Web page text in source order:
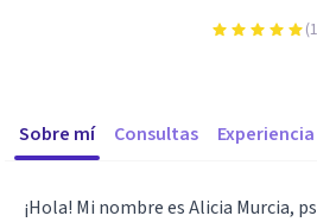
(1
Sobre mí Consultas Experiencia
¡Hola! Mi nombre es Alicia Murcia,